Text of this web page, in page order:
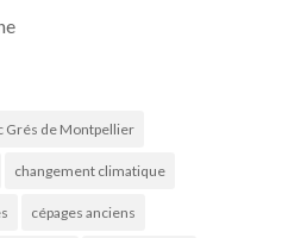
Grés de Montpellier
changement climatique
cépages anciens